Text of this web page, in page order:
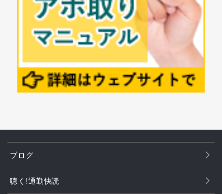
ブログ
聴く!通勤快読